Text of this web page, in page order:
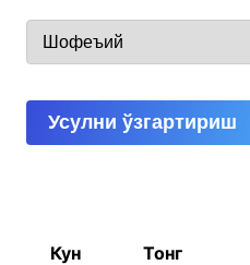
Усулни ўзгартириш
Кун Тонг